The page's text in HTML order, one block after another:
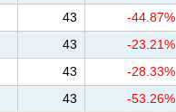
43 -44.87%
43 -23.21%
43 -28.33%
43 -53.26%